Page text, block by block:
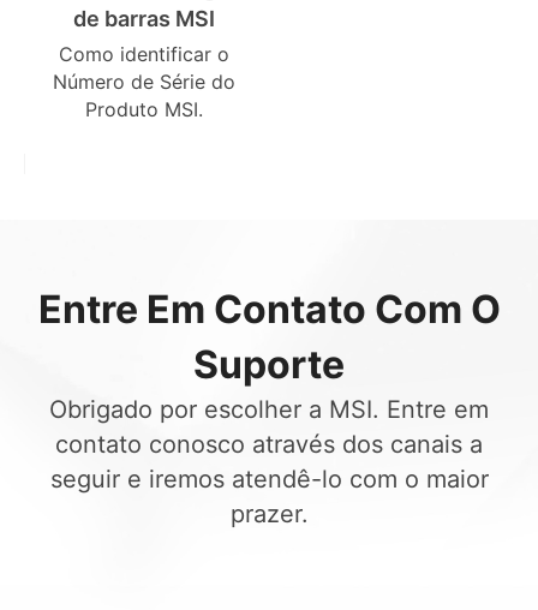
de barras MSI
Como identificar o
Número de Série do
Produto MSI.
Entre Em Contato Com O
Suporte
Obrigado por escolher a MSI. Entre em
contato conosco através dos canais a
seguir e iremos atendê-lo com o maior
prazer.